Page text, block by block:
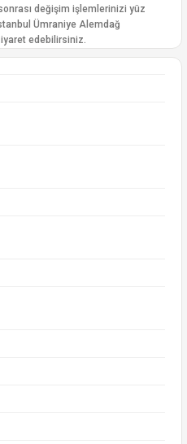
değişim işlemlerinizi yüz
Ümraniye Alemdağ
edebilirsiniz.